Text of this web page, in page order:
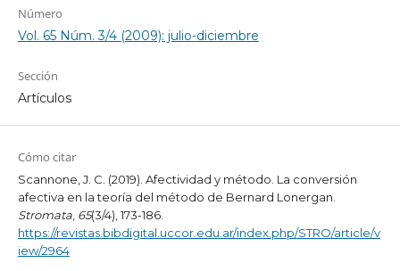
Número
Vol. 65 Núm. 3/4 (2009): julio-diciembre
Sección
Artículos
Cómo citar
Scannone, J. C. (2019). Afectividad y método. La conversión
afectiva en la teoría del método de Bernard Lonergan.
Stromata, 65(3/4), 173-186.
https://revistas.bibdigital.uccor.edu.ar/index.php/STRO/article/v
iew/2964